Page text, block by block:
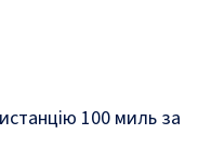
100 миль за